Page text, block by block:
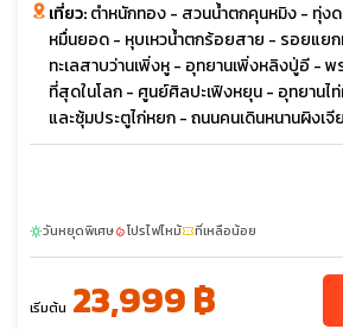
เที่ยว:ตำหนักทอง - สวนน้ำตกคุนหมิง - ทุ่ง
หมื่นยอด - หุบเหวน้ำตกร้อยสาย - รอยแยก
ทะเลสาบว่านเพิ่งหู - อุทยานเพิ่งหลิงปู่อี -
ที่สุดในโลก - ศูนย์ศิลปะเฟิงหยุน - อุทยานไ
และซุ้มประตูไก่หยก - ถนนคนเดินหนานผิงเ
sunnyวันหยุดพิเศษlocal_fire_departmentโปรไฟไหม้confirmation_numberที่เหลือน้อย
เริ่มต้น 23,999 ฿